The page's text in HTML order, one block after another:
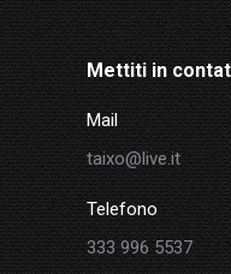
Mettiti in
Mail
taixo@live.it
Telefono
333 996 5537